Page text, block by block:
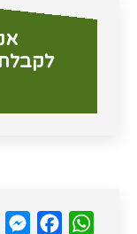
WhatsApp